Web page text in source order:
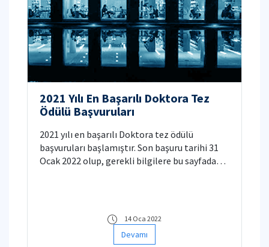
2021 Yılı En Başarılı Doktora Tez
Ödülü Başvuruları
2021 yılı en başarılı Doktora tez ödülü
başvuruları başlamıştır. Son başuru tarihi 31
Ocak 2022 olup, gerekli bilgilere bu sayfadan
14 Oca 2022
Devamı